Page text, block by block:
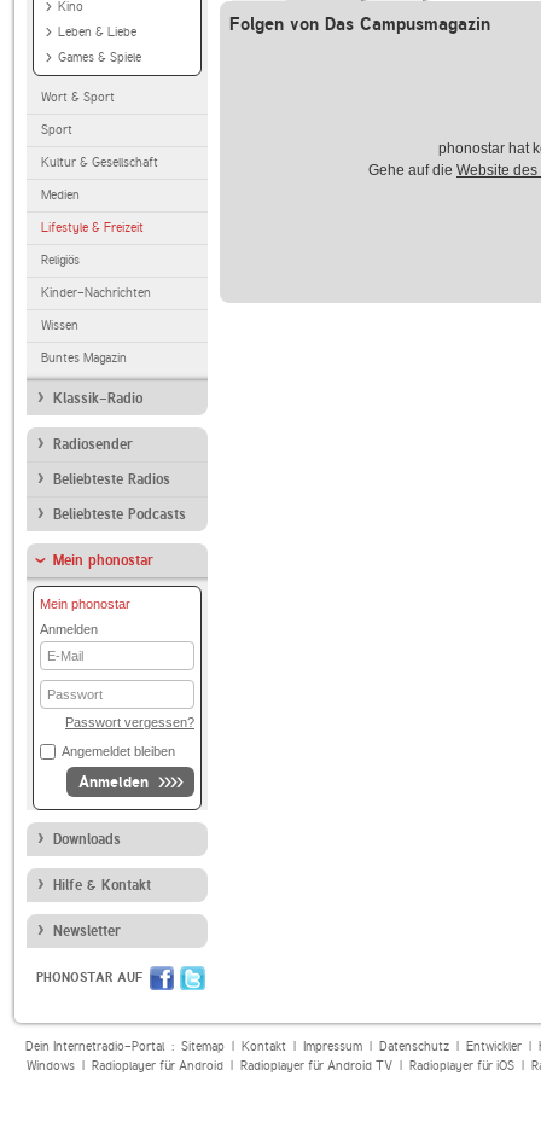
Kino
Leben & Liebe
Games & Spiele
Wort & Sport
Sport
Kultur & Gesellschaft
Medien
Lifestyle & Freizeit
Religiös
Kinder-Nachrichten
Wissen
Buntes Magazin
Klassik-Radio
Radiosender
Beliebteste Radios
Beliebteste Podcasts
Mein phonostar
Mein phonostar
Anmelden
E-
Mail
Passwort
Passwort vergessen?
Angemeldet bleiben
Anmelden
Downloads
Hilfe & Kontakt
Newsletter
PHONOSTAR AUF
Folgen von Das Campusmagazin
phonostar hat
Gehe auf die Website
Dein Internetradio-Portal : Sitemap| Kontakt| Impressum| Datenschutz| Entwickler|
Windows| Radioplayer für Android| Radioplayer für Android TV| Radioplayer für iOS|